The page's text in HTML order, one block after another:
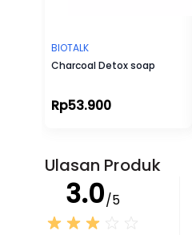
BIOTALK
Charcoal Detox soap
Rp53.900
Ulasan Produk
3.0/5